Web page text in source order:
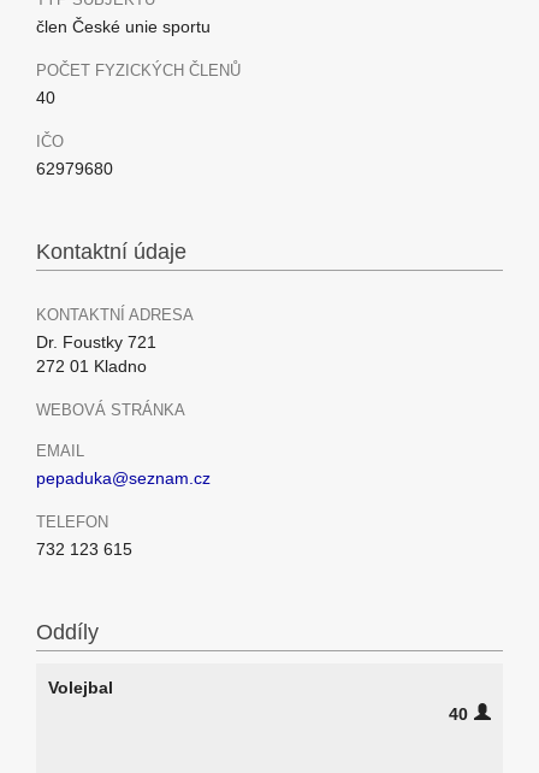
člen České unie sportu
POČET FYZICKÝCH ČLENŮ
40
IČO
62979680
Kontaktní údaje
KONTAKTNÍ ADRESA
Dr. Foustky 721
272 01 Kladno
WEBOVÁ STRÁNKA
EMAIL
pepaduka@seznam.cz
TELEFON
732 123 615
Oddíly
Volejbal
40